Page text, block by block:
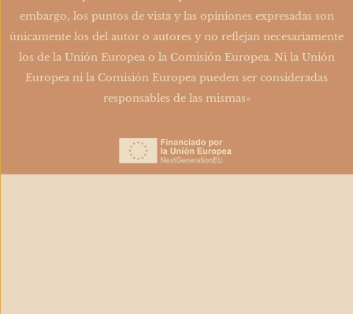
embargo, los puntos de vista y las opiniones expresadas son
únicamente los del autor o autores y no reflejan necesariamente
los de la Unión Europea o la Comisión Europea. Ni la Unión
Europea ni la Comisión Europea pueden ser consideradas
responsables de las mismas»